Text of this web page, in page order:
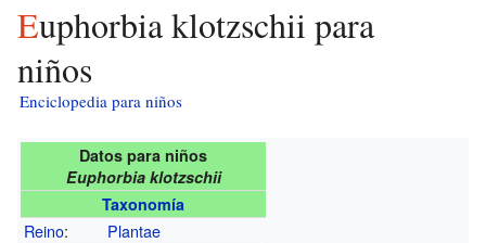
Euphorbia klotzschii para
niños
Enciclopedia para niños
Datos para niños
Euphorbia klotzschii
Taxonomía
Reino:
Plantae